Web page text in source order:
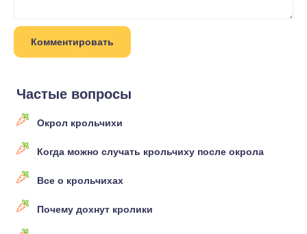
Частые вопросы
Окрол крольчихи
Когда можно случать крольчиху после окрола
Все о крольчихах
Почему дохнут кролики